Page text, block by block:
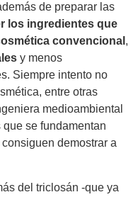
de preparar las
los ingredientes que
convencional ,
y menos
Siempre intento no
entre otras
medioambiental
se fundamentan
demostrar a
del triclosán -que ya